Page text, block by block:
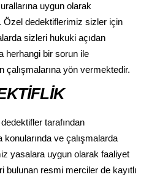
uygun olarak
Özel dedektiflerimiz sizler için
sizleri hukuki açıdan
herhangi bir sorun ile
çalışmalarına yön vermektedir.
tarafından
ve çalışmalarda
yasalara uygun olarak faaliyet
bulunan resmi merciler de kayıtlı